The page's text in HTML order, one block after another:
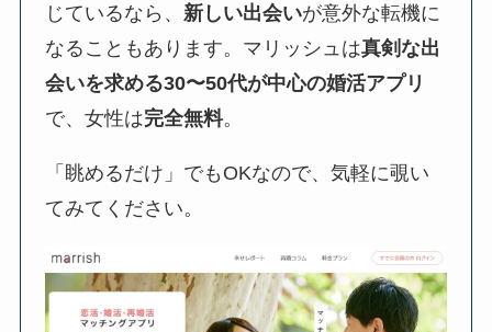
じているなら、新しい出会いが意外な転機に
なることもあります。マリッシュは真剣な出
会いを求める30〜50代が中心の婚活アプリ
で、女性は完全無料。
「眺めるだけ」でもOKなので、気軽に覗い
てみてください。